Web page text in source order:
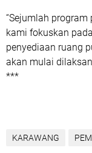
“Sejumlah
kami fokuskan
penyediaan ruang
akan mulai
***
KARAWANG